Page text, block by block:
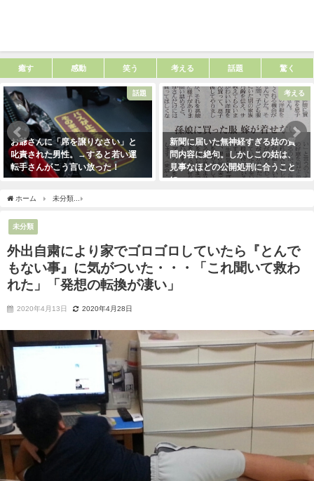
癒す 感動 笑う 考える 話題 驚く
話題
お爺さんに「席を譲りなさい」と
叱責された男性。→すると若い運
転手さんがこう言い放った！
考える
新聞に届いた無神経すぎる姑の質
問内容に絶句。しかしこの姑は、
見事なほどの公開処刑に合うこと
に・・・
ホーム 未分類
未分類
外出自粛により家でゴロゴロしていたら『とんで
もない事』に気がついた・・・「これ聞いて救わ
れた」「発想の転換が凄い」
2020年4月13日 2020年4月28日